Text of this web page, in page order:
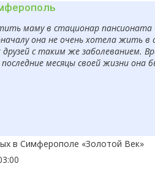
маму в стационар пансионата
она не очень хотела жить
с таким же заболеванием.
месяцы своей жизни
в Симферополе «Золотой Век»